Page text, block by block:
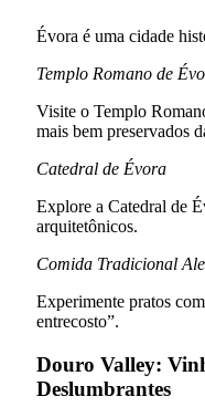
Évora é uma cidade
Templo Romano de
Visite o Templo
mais bem preservados
Catedral de Évora
Explore a Catedral de
arquitetônicos.
Comida Tradicional
Experimente pratos
entrecosto”.
Douro Valley:
Deslumbrantes